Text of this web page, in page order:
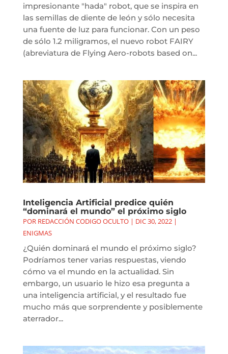
impresionante "hada" robot, que se inspira en
las semillas de diente de león y sólo necesita
una fuente de luz para funcionar. Con un peso
de sólo 1.2 miligramos, el nuevo robot FAIRY
(abreviatura de Flying Aero-robots based on...
Inteligencia Artificial predice quién
“dominará el mundo” el próximo siglo
POR REDACCIÓN CODIGO OCULTO| DIC 30, 2022|
ENIGMAS
¿Quién dominará el mundo el próximo siglo?
Podríamos tener varias respuestas, viendo
cómo va el mundo en la actualidad. Sin
embargo, un usuario le hizo esa pregunta a
una inteligencia artificial, y el resultado fue
mucho más que sorprendente y posiblemente
aterrador...